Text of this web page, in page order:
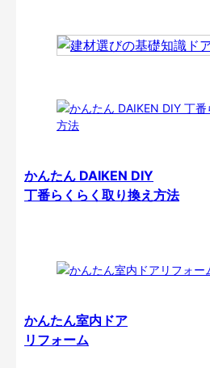
かんたん DAIKEN DIY
丁番らくらく取り換え方法
かんたん室内ドア
リフォーム